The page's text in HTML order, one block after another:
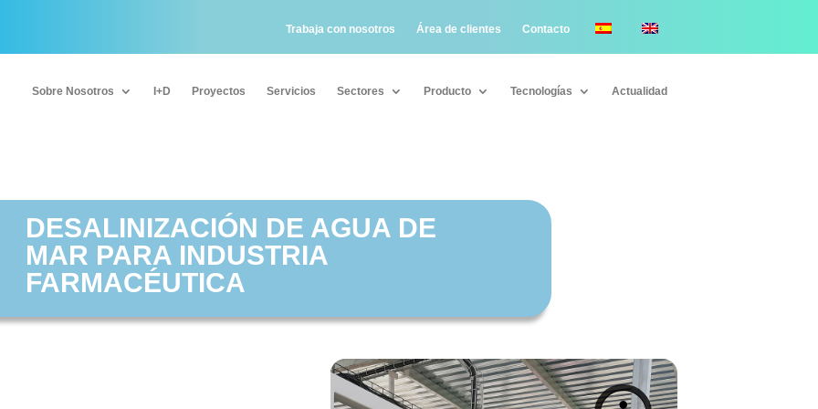
Trabaja con nosotros Área de clientes Contacto
Sobre Nosotros I+D Proyectos Servicios Sectores Producto Tecnologías Actualidad
Sobre Nosotros I+D Proyectos Servicios Sectores Producto Tecnologías Actualidad
DESALINIZACIÓN DE AGUA DE
MAR PARA INDUSTRIA
FARMACÉUTICA